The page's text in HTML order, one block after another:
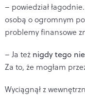
– powiedział
osobą o ogromnym
problemy finansowe
– Ja też nigdy tego
Za to, że mogłam
Wyciągnął z